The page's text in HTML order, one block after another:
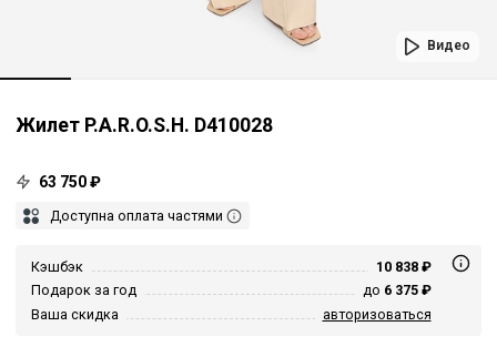
Видео
Жилет P.A.R.O.S.H. D410028
63 750 ₽
Доступна оплата частями
Кэшбэк
10 838 ₽
Подарок за год
до 6 375 ₽
Ваша скидка
авторизоваться